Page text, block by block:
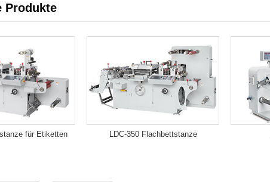
Produkte
für Etiketten LDC-350 Flachbettstanze